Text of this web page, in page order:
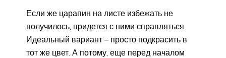
Если же царапин на листе избежать не
получилось, придется с ними справляться.
Идеальный вариант – просто подкрасить в
тот же цвет. А потому, еще перед началом